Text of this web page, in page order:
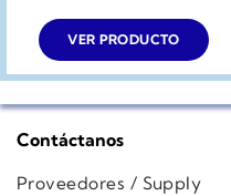
VER PRODUCTO
Contáctanos
Proveedores / Supply